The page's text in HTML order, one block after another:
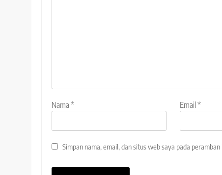
Nama* Email *
Simpan nama, email, dan situs web saya pada